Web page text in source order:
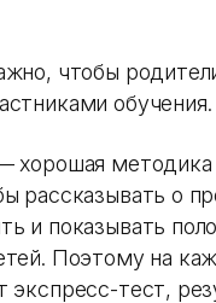
чтобы
обучения.
хорошая методика
рассказывать о
и показывать
Поэтому на
экспресс-тест,